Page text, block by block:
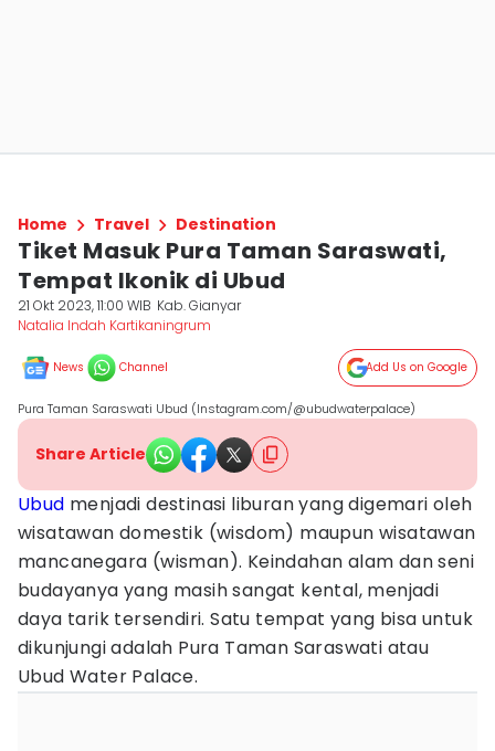
Home Travel Destination
Tiket Masuk Pura Taman Saraswati,
Tempat Ikonik di Ubud
21 Okt 2023, 11:00 WIB Kab. Gianyar
Natalia Indah Kartikaningrum
News Channel Add Us on Google
Pura Taman Saraswati Ubud (Instagram.com/@ubudwaterpalace)
Share Article
Ubud menjadi destinasi liburan yang digemari oleh
wisatawan domestik (wisdom) maupun wisatawan
mancanegara (wisman). Keindahan alam dan seni
budayanya yang masih sangat kental, menjadi
daya tarik tersendiri. Satu tempat yang bisa untuk
dikunjungi adalah Pura Taman Saraswati atau
Ubud Water Palace.